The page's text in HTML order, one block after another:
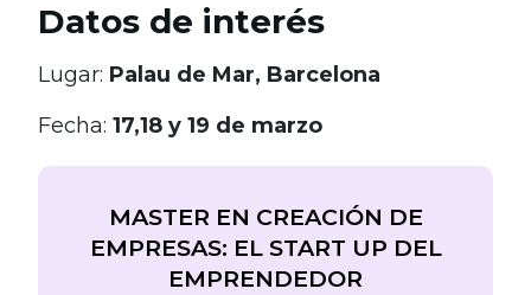
Datos de interés
Lugar: Palau de Mar, Barcelona
Fecha: 17,18 y 19 de marzo
MASTER EN CREACIÓN DE
EMPRESAS: EL START UP DEL
EMPRENDEDOR